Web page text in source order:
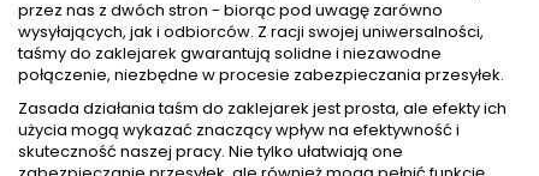
przez nas z dwóch stron - biorąc pod uwagę zarówno
wysyłających, jak i odbiorców. Z racji swojej uniwersalności,
taśmy do zaklejarek gwarantują solidne i niezawodne
połączenie, niezbędne w procesie zabezpieczania przesyłek.
Zasada działaniataśm do zaklejarek jest prosta, ale efekty ich
użycia mogą wykazać znaczący wpływ na efektywność i
skuteczność naszej pracy. Nie tylko ułatwiają one